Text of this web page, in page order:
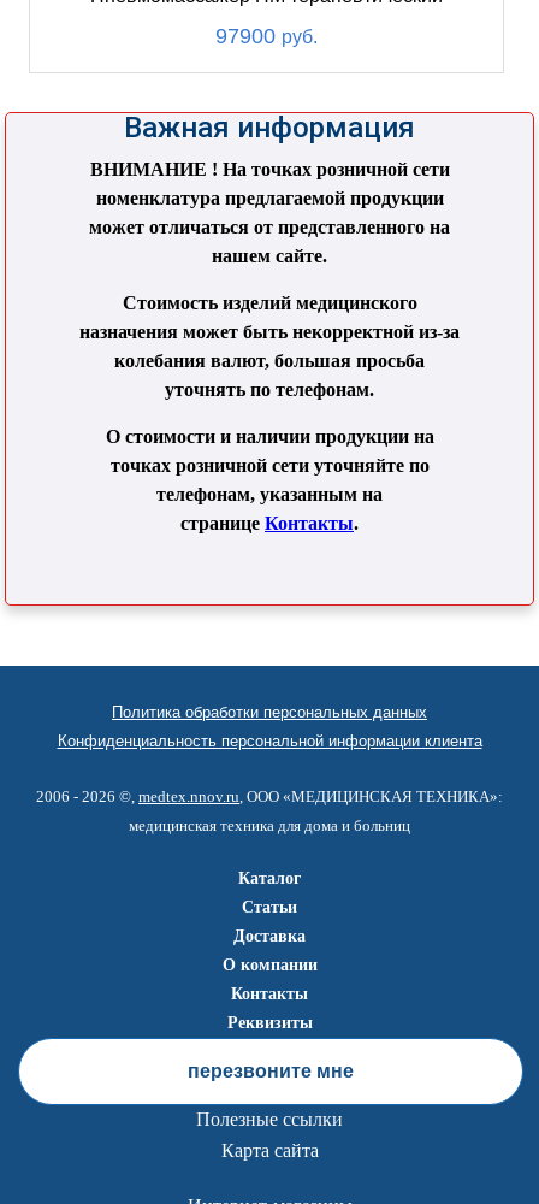
97900 руб.
Важная информация
ВНИМАНИЕ ! На точках розничной сети
номенклатура предлагаемой продукции
может отличаться от представленного на
нашем сайте.
Стоимость изделий медицинского
назначения может быть некорректной из-за
колебания валют, большая просьба
уточнять по телефонам.
О стоимости и наличии продукции на
точках розничной сети уточняйте по
телефонам, указанным на
странице Контакты.
Политика обработки персональных данных
Конфиденциальность персональной информации клиента
2006 - 2026 ©, medtex.nnov.ru , ООО «МЕДИЦИНСКАЯ ТЕХНИКА»:
медицинская техника для дома и больниц
Каталог
Статьи
Доставка
О компании
Контакты
Реквизиты
перезвоните мне
Полезные ссылки
Карта сайта